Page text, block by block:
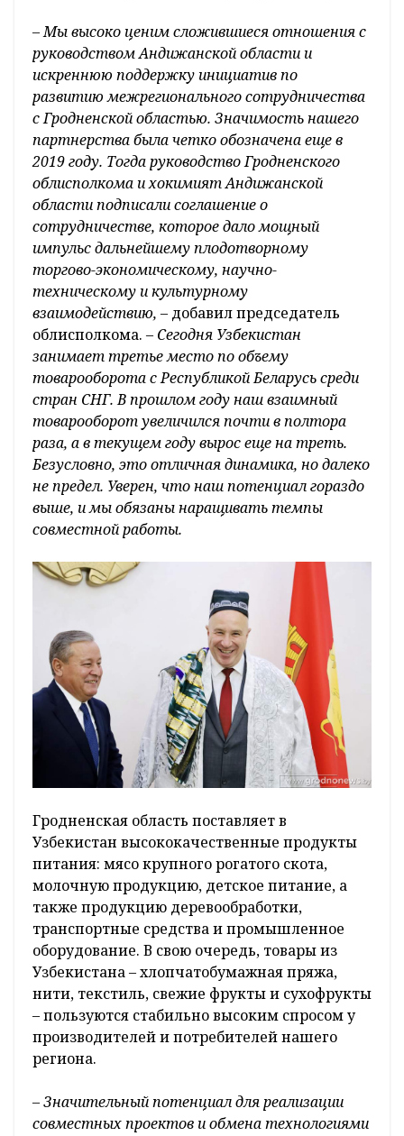
– Мы высоко ценим сложившиеся отношения с
руководством Андижанской области и
искреннюю поддержку инициатив по
развитию межрегионального сотрудничества
с Гродненской областью. Значимость нашего
партнерства была четко обозначена еще в
2019 году. Тогда руководство Гродненского
облисполкома и хокимият Андижанской
области подписали соглашение о
сотрудничестве, которое дало мощный
импульс дальнейшему плодотворному
торгово-экономическому, научно-
техническому и культурному
взаимодействию, – добавил председатель
облисполкома. – Сегодня Узбекистан
занимает третье место по объему
товарооборота с Республикой Беларусь среди
стран СНГ. В прошлом году наш взаимный
товарооборот увеличился почти в полтора
раза, а в текущем году вырос еще на треть.
Безусловно, это отличная динамика, но далеко
не предел. Уверен, что наш потенциал гораздо
выше, и мы обязаны наращивать темпы
совместной работы.
Гродненская область поставляет в
Узбекистан высококачественные продукты
питания: мясо крупного рогатого скота,
молочную продукцию, детское питание, а
также продукцию деревообработки,
транспортные средства и промышленное
оборудование. В свою очередь, товары из
Узбекистана – хлопчатобумажная пряжа,
нити, текстиль, свежие фрукты и сухофрукты
– пользуются стабильно высоким спросом у
производителей и потребителей нашего
региона.
– Значительный потенциал для реализации
совместных проектов и обмена технологиями